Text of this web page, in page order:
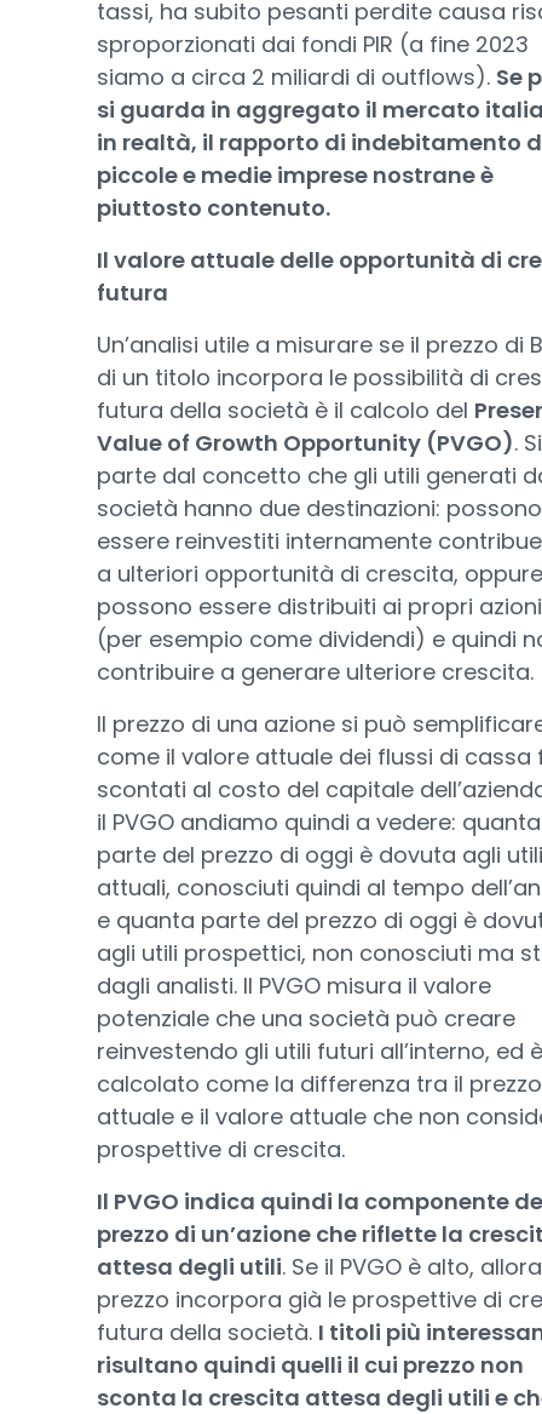
tassi, ha subito pesanti perdite causa
sproporzionati dai fondi PIR (a fine 2023
siamo a circa 2 miliardi di outflows). Se
si guarda in aggregato il mercato
in realtà, il rapporto di indebitamento
piccole e medie imprese nostrane è
piuttosto contenuto.
Il valore attuale delle opportunità di
futura
Un’analisi utile a misurare se il prezzo di
di un titolo incorpora le possibilità di
futura della società è il calcolo del
Value of Growth Opportunity (PVGO). Si
parte dal concetto che gli utili generati
società hanno due destinazioni: possono
essere reinvestiti internamente
a ulteriori opportunità di crescita, oppure
possono essere distribuiti ai propri
(per esempio come dividendi) e quindi
contribuire a generare ulteriore crescita.
Il prezzo di una azione si può
come il valore attuale dei flussi di cassa
scontati al costo del capitale
il PVGO andiamo quindi a vedere: quanta
parte del prezzo di oggi è dovuta agli utili
attuali, conosciuti quindi al tempo
e quanta parte del prezzo di oggi è
agli utili prospettici, non conosciuti ma
dagli analisti. Il PVGO misura il valore
potenziale che una società può creare
reinvestendo gli utili futuri all’interno, ed è
calcolato come la differenza tra il prezzo
attuale e il valore attuale che non
prospettive di crescita.
Il PVGO indica quindi la componente
prezzo di un’azione che riflette la
attesa degli utili. Se il PVGO è alto,
prezzo incorpora già le prospettive di
futura della società. I titoli più
risultano quindi quelli il cui prezzo non
sconta la crescita attesa degli utili e